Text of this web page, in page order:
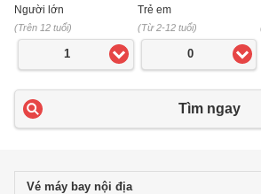
Người lớn
(Trên 12 tuổi)
1
Trẻ em
(Từ 2-12 tuổi)
0
Tìm ngay
Vé máy bay nội địaclick to expand contents